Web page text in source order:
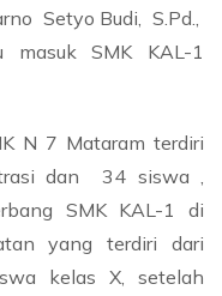
Setyo Budi, S.Pd.,
SMK KAL-1
N 7 Mataram terdiri
dan 34 siswa ,
SMK KAL-1 di
yang terdiri dari
kelas X, setelah